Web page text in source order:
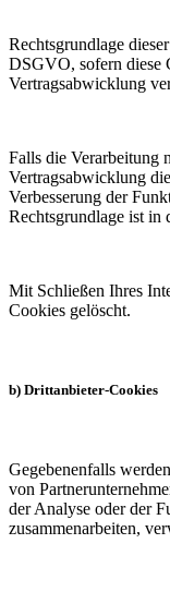
Rechtsgrundlage
DSGVO, sofern diese
Vertragsabwicklung
Falls die Verarbeitung
Vertragsabwicklung
Verbesserung der
Rechtsgrundlage ist
Mit Schließen Ihres
Cookies gelöscht.
b) Drittanbieter-Cookies
Gegebenenfalls
von
der Analyse oder der
zusammenarbeiten,